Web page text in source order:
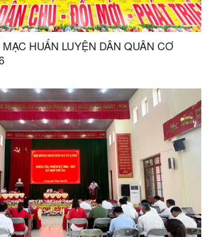
HUẤN LUYỆN DÂN QUÂN CƠ